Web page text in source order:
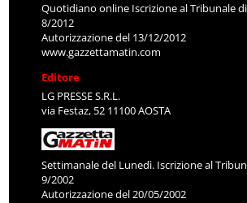
Quotidiano online Iscrizione al Tribunale
8/2012
Autorizzazione del 13/12/2012
www.gazzettamatin.com
Editore
LG PRESSE S.R.L.
via Festaz, 52 11100 AOSTA
Settimanale del Lunedì. Iscrizione al
9/2002
Autorizzazione del 20/05/2002